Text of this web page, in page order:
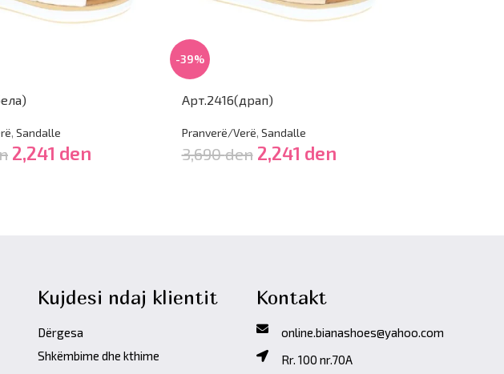
, Sandalle
2,241 den
-39%
Арт.2416(драп)
Pranverë/Verë, Sandalle
3,690den 2,241 den
Kujdesi ndaj klientit
Dërgesa
Shkëmbime dhe kthime
Kontakt
online.bianashoes@yahoo.com
Rr. 100 nr.70A